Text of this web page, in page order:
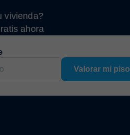
vivienda?
ahora
Valorar mi piso